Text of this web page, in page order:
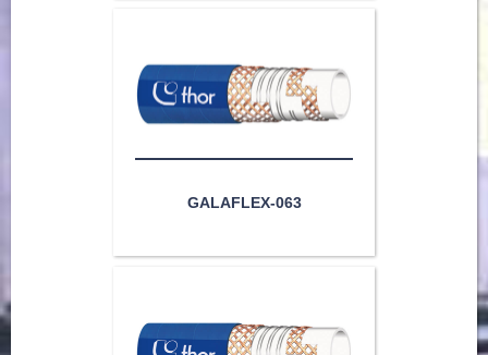
GALAFLEX-063